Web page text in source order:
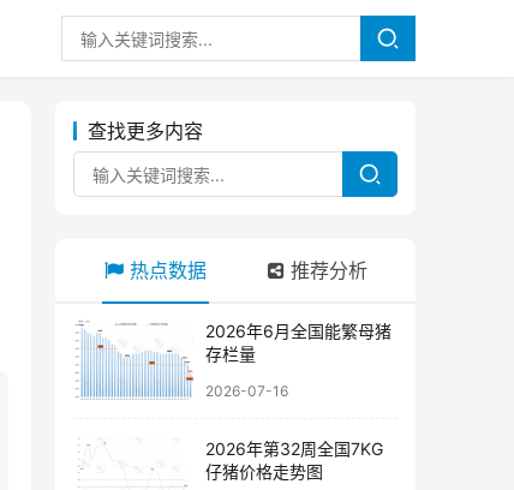
查找更多内容
热点数据 推荐分析
2026年6月全国能繁母猪
存栏量
2026-07-16
2026年第32周全国7KG
仔猪价格走势图